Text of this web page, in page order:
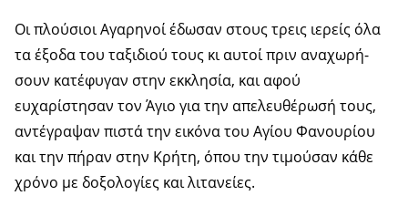
Οι πλούσιοι Αγαρηνοί έδωσαν στους τρεις ιερείς όλα
τα έξοδα του ταξιδιού τους κι αυτοί πριν αναχωρή­
σουν κατέφυγαν στην εκκλησία, και αφού
ευχαρίστησαν τον Άγιο για την απελευθέ­ρωσή τους,
αντέγραψαν πιστά την εικόνα του Αγίου Φανουρίου
και την πήραν στην Κρήτη, όπου την τιμούσαν κάθε
χρόνο με δοξολογίες και λιτανείες.